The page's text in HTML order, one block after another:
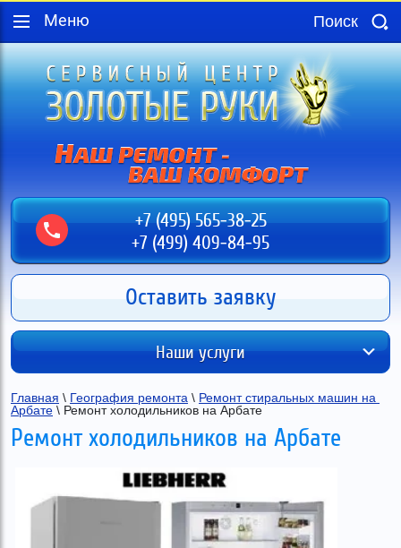
+7 (495) 565-38-25
+7 (499) 409-84-95
Оставить заявку
Меню
Наши услуги
Главная \ География ремонта \ Ремонт стиральных машин на
Арбате \ Ремонт холодильников на Арбате
Ремонт холодильников на Арбате